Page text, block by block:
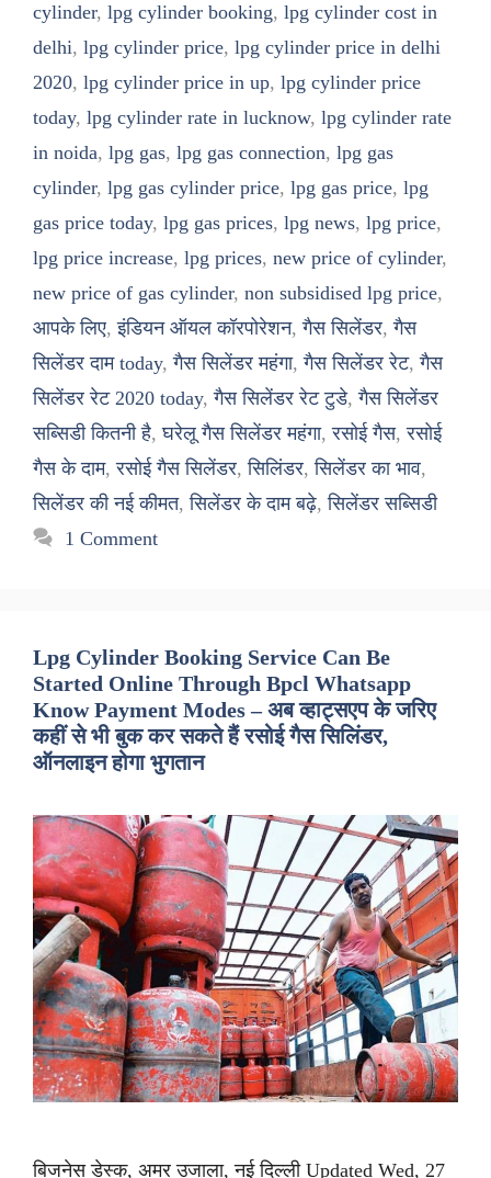
cylinder, lpg cylinder booking, lpg cylinder cost in
delhi, lpg cylinder price, lpg cylinder price in delhi
2020, lpg cylinder price in up, lpg cylinder price
today, lpg cylinder rate in lucknow, lpg cylinder rate
in noida, lpg gas, lpg gas connection, lpg gas
cylinder, lpg gas cylinder price, lpg gas price, lpg
gas price today, lpg gas prices, lpg news, lpg price,
lpg price increase, lpg prices, new price of cylinder,
new price of gas cylinder, non subsidised lpg price,
आपके लिए,इंडियन ऑयल कॉरपोरेशन,गैस सिलेंडर,गैस
सिलेंडर दाम today,गैस सिलेंडर महंगा,गैस सिलेंडर रेट,गैस
सिलेंडर रेट 2020 today,गैस सिलेंडर रेट टुडे,गैस सिलेंडर
सब्सिडी कितनी है,घरेलू गैस सिलेंडर महंगा,रसोई गैस,रसोई
गैस के दाम,रसोई गैस सिलेंडर,सिलिंडर,सिलेंडर का भाव,
सिलेंडर की नई कीमत,सिलेंडर के दाम बढ़े,सिलेंडर सब्सिडी
1 Comment
Lpg Cylinder Booking Service Can Be
Started Online Through Bpcl Whatsapp
Know Payment Modes – अब व्हाट्सएप के जरिए
कहीं से भी बुक कर सकते हैं रसोई गैस सिलिंडर,
ऑनलाइन होगा भुगतान
बिजनेस डेस्क, अमर उजाला, नई दिल्ली Updated Wed, 27